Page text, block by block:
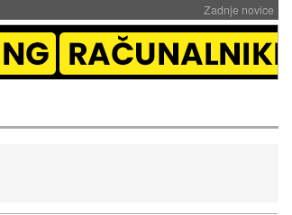
Zadnje novice